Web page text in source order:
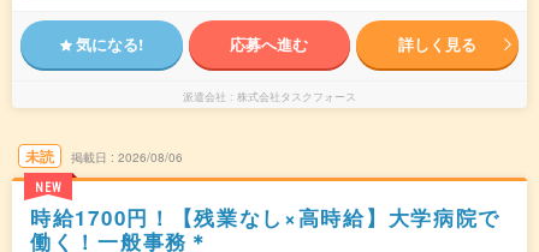
気になる! 応募へ進む 詳しく見る
派遣会社 株式会社タスクフォース
未読
NEW
掲載日 2026/08/06
時給1700円！【残業なし×高時給】大学病院で
働く！一般事務＊